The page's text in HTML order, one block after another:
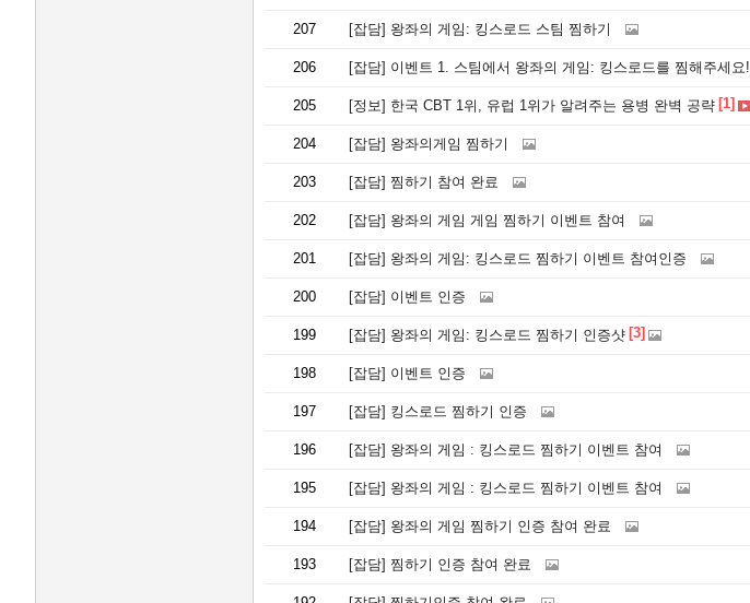
207 [잡담] 왕좌의 게임: 킹스로드 스팀 찜하기
206 [잡담] 이벤트 1. 스팀에서 왕좌의 게임: 킹스로드를 찜해주세요!
205 [정보] 한국 CBT 1위, 유럽 1위가 알려주는 용병 완벽 공략 [1]
204 [잡담] 왕좌의게임 찜하기
203 [잡담] 찜하기 참여 완료
202 [잡담] 왕좌의 게임 게임 찜하기 이벤트 참여
201 [잡담] 왕좌의 게임: 킹스로드 찜하기 이벤트 참여인증
200 [잡담] 이벤트 인증
199 [잡담] 왕좌의 게임: 킹스로드 찜하기 인증샷 [3]
198 [잡담] 이벤트 인증
197 [잡담] 킹스로드 찜하기 인증
196 [잡담] 왕좌의 게임 : 킹스로드 찜하기 이벤트 참여
195 [잡담] 왕좌의 게임 : 킹스로드 찜하기 이벤트 참여
194 [잡담] 왕좌의 게임 찜하기 인증 참여 완료
193 [잡담] 찜하기 인증 참여 완료